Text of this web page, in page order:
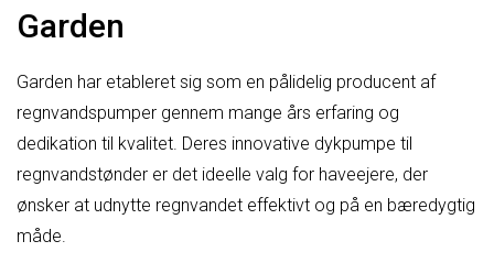
Garden
Garden har etableret sig som en pålidelig producent af
regnvandspumper gennem mange års erfaring og
dedikation til kvalitet. Deres innovative dykpumpe til
regnvandstønder er det ideelle valg for haveejere, der
ønsker at udnytte regnvandet effektivt og på en bæredygtig
måde.